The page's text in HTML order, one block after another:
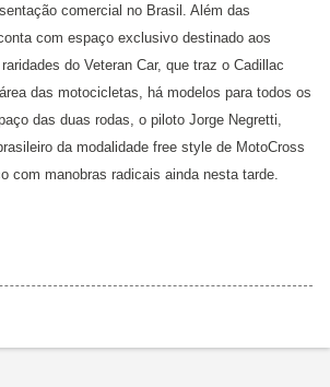
comercial no Brasil. Além das
com espaço exclusivo destinado aos
do Veteran Car, que traz o Cadillac
das motocicletas, há modelos para todos os
das duas rodas, o piloto Jorge Negretti,
da modalidade free style de MotoCross
com manobras radicais ainda nesta tarde.